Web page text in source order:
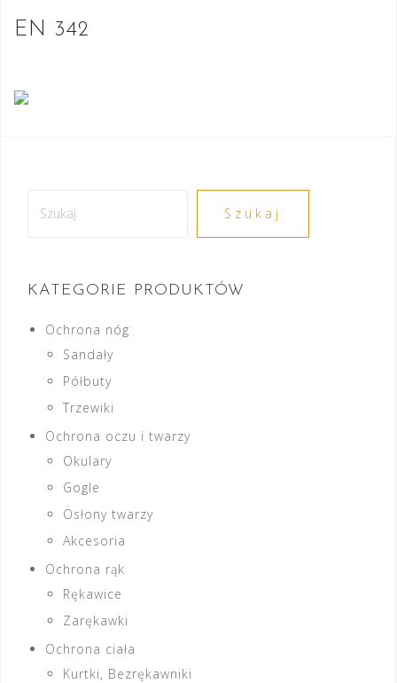
EN 342
Szukaj
KATEGORIE PRODUKTÓW
Ochrona nóg
Sandały
Półbuty
Trzewiki
Ochrona oczu i twarzy
Okulary
Gogle
Osłony twarzy
Akcesoria
Ochrona rąk
Rękawice
Zarękawki
Ochrona ciała
Kurtki, Bezrękawniki